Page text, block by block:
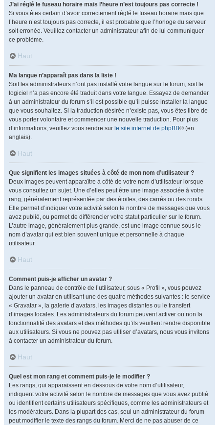
J’ai réglé le fuseau horaire mais l’heure n’est toujours pas correcte !
Si vous êtes certain d’avoir correctement réglé le fuseau horaire mais que
l’heure n’est toujours pas correcte, il est probable que l’horloge du serveur
soit erronée. Veuillez contacter un administrateur afin de lui communiquer
ce problème.
Haut
Ma langue n’apparaît pas dans la liste !
Soit les administrateurs n’ont pas installé votre langue sur le forum, soit le
logiciel n’a pas encore été traduit dans votre langue. Essayez de demander
à un administrateur du forum s’il est possible qu’il puisse installer la langue
que vous souhaitez. Si la traduction désirée n’existe pas, vous êtes libre de
vous porter volontaire et commencer une nouvelle traduction. Pour plus
d’informations, veuillez vous rendre sur le site internet de phpBB® (en
anglais).
Haut
Que signifient les images situées à côté de mon nom d’utilisateur ?
Deux images peuvent apparaître à côté de votre nom d’utilisateur lorsque
vous consultez un sujet. Une d’elles peut être une image associée à votre
rang, généralement représentée par des étoiles, des carrés ou des ronds.
Elle permet d’indiquer votre activité selon le nombre de messages que vous
avez publié, ou permet de différencier votre statut particulier sur le forum.
L’autre image, généralement plus grande, est une image connue sous le
nom d’avatar qui est bien souvent unique et personnelle à chaque
utilisateur.
Haut
Comment puis-je afficher un avatar ?
Dans le panneau de contrôle de l’utilisateur, sous « Profil », vous pouvez
ajouter un avatar en utilisant une des quatre méthodes suivantes : le service
« Gravatar », la galerie d’avatars, les images distantes ou le transfert
d’images locales. Les administrateurs du forum peuvent activer ou non la
fonctionnalité des avatars et des méthodes qu’ils veuillent rendre disponible
aux utilisateurs. Si vous ne pouvez pas utiliser d’avatars, nous vous invitons
à contacter un administrateur du forum.
Haut
Quel est mon rang et comment puis-je le modifier ?
Les rangs, qui apparaissent en dessous de votre nom d’utilisateur,
indiquent votre activité selon le nombre de messages que vous avez publié
ou identifient certains utilisateurs spécifiques, comme les administrateurs et
les modérateurs. Dans la plupart des cas, seul un administrateur du forum
peut modifier le texte des rangs du forum. Merci de ne pas abuser de ce